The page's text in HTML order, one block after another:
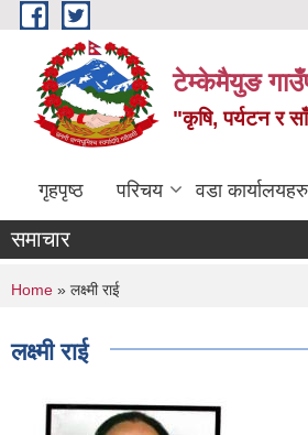
Skip to main content
टेम्केमैयुङ
"कृषि, पर्यटन र
गृहपृष्ठ परिचय वडा कार्यालयहरु
समाचार
You are here
Home » लक्ष्मी राई
लक्ष्मी राई